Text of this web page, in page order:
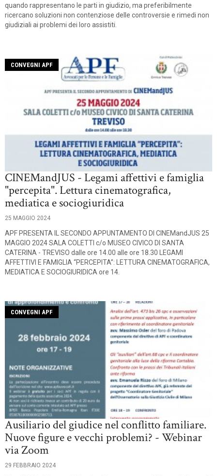
quando rappresentano le parti in giudizio, ma preferibilmente
ricercano soluzioni non contenziose delle controversie e rimedi non
giudiziali ai problemi dei loro assistiti.
CONVEGNI APF
CINEMandJUS - Legami affettivi e famiglia
"percepita". Lettura cinematografica,
mediatica e sociogiuridica
25 MAGGIO 2024
APF PRESENTA IL SECONDO APPUNTAMENTO DI CINEMandJUS 25
MAGGIO 2024 SALA COLETTI c/o MUSEO CIVICO DI SANTA
CATERINA - TREVISO dalle ore 14.00 alle ore 18.30 LEGAMI
AFFETTIVI E FAMIGLIA “PERCEPITA”: LETTURA CINEMATOGRAFICA,
MEDIATICA E SOCIOGIURIDICA ore 14.
CONVEGNI APF
Ausiliario del giudice nel conflitto familiare.
Nuove figure e vecchi problemi? - Webinar
via Zoom
29 FEBBRAIO 2024